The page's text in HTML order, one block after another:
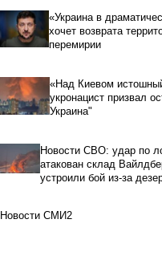
«Украина в
хочет возврата
перемирии
«Над Киевом
укронацист призвал
Украина"
Новости СВО: удар по
атакован склад
устроили бой из-за
Новости СМИ2